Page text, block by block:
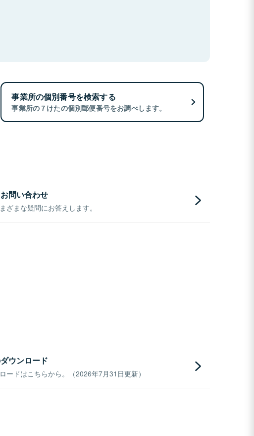
事業所の個別番号を検索する
事業所の７けたの個別郵便番号をお調べします。
問い合わせ
ざまな疑問にお答えします。
ウンロード
ードはこちらから。（2026年7月31日更新）